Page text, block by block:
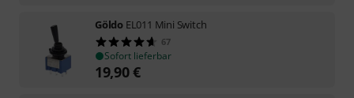
Göldo EL011 Mini Switch
67
Sofort lieferbar
19,90€